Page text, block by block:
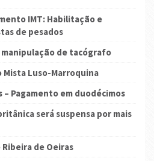
IMT: Habilitação e
de pesados
manipulação de tacógrafo
Mista Luso-Marroquina
– Pagamento em duodécimos
será suspensa por mais
de Oeiras